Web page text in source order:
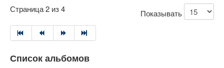
Страница 2 из 4 Показывать
Список альбомов